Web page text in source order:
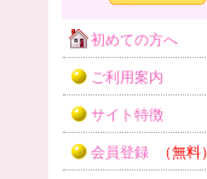
初めての方へ
ご利用案内
サイト特徴
会員登録 （無料）